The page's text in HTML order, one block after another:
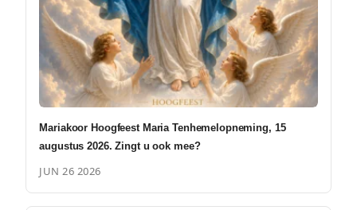
Mariakoor Hoogfeest Maria Tenhemelopneming, 15
augustus 2026. Zingt u ook mee?
JUN 26 2026